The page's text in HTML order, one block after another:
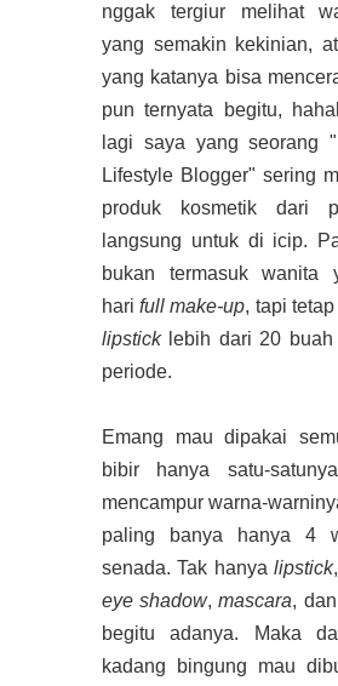
nggak tergiur melihat
yang semakin kekinian,
yang katanya bisa
pun ternyata begitu,
lagi saya yang seorang
Lifestyle Blogger" sering
produk kosmetik dari
langsung untuk di icip.
bukan termasuk wanita
harifull make-up, tapi
lipsticklebih dari 20 buah
periode.
Emang mau dipakai
bibir hanya satu-
mencampur warna-
paling banya hanya 4
senada. Tak hanyalipstick
eye shadow,mascara,
begitu adanya. Maka
kadang bingung mau